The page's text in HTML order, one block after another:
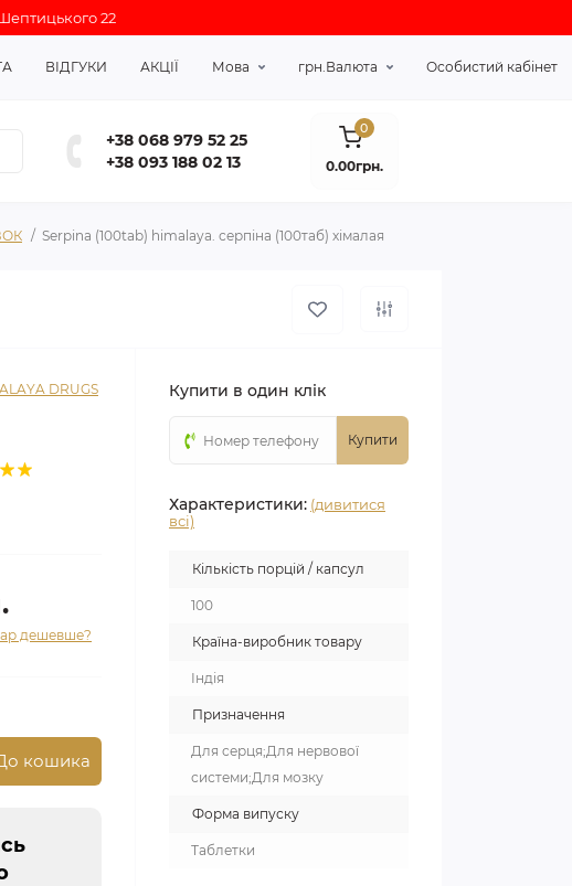
22
ВІДГУКИ АКЦІЇ Мова грн.Валюта Особистий кабінет
+38 068 979 52 25
+38 093 188 02 13
0
0.00грн.
Serpina (100tab) himalaya. серпіна (100таб) хімалая
DRUGS
дешевше?
кошика
Купити в один клік
Купити
Характеристики: (дивитися
всі)
Кількість порцій / капсул
100
Країна-виробник товару
Індія
Призначення
Для серця;Для нервової
системи;Для мозку
Форма випуску
Таблетки